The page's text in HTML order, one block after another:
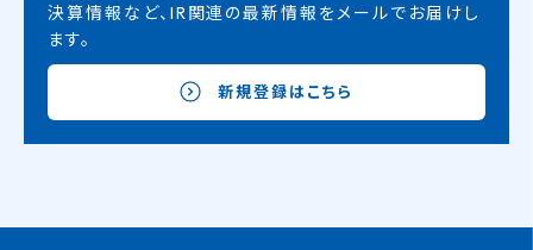
決算情報など、IR関連の最新情報をメールでお届けし
ます。
新規登録はこちら